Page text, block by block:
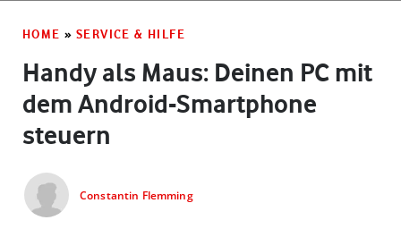
HOME » SERVICE & HILFE
Handy als Maus: Deinen PC mit
dem Android-Smartphone
steuern
Constantin Flemming